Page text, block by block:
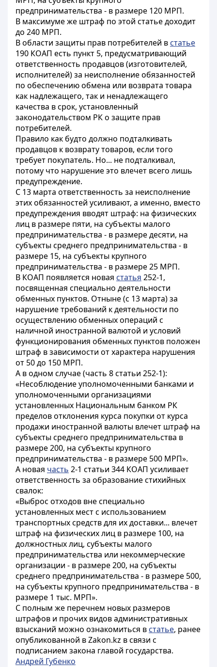
предпринимательства - в размере 120 МРП.
В максимуме же штраф по этой статье доходит
до 240 МРП.
В области защиты прав потребителей в статье
190 КОАП есть пункт 5, предусматривающий
ответственность продавцов (изготовителей,
исполнителей) за неисполнение обязанностей
по обеспечению обмена или возврата товара
как надлежащего, так и ненадлежащего
качества в срок, установленный
законодательством РК о защите прав
потребителей.
Правило как будто должно подталкивать
продавцов к возврату товаров, если того
требует покупатель. Но... не подталкивал,
потому что нарушение это влечет всего лишь
предупреждение.
С 13 марта ответственность за неисполнение
этих обязанностей усиливают, а именно, вместо
предупреждения вводят штраф: на физических
лиц в размере пяти, на субъекты малого
предпринимательства - в размере десяти, на
субъекты среднего предпринимательства - в
размере 15, на субъекты крупного
предпринимательства - в размере 25 МРП.
В КОАП появляется новая статья 252-1,
посвященная специально деятельности
обменных пунктов. Отныне (с 13 марта) за
нарушение требований к деятельности по
осуществлению обменных операций с
наличной иностранной валютой и условий
функционирования обменных пунктов положен
штраф в зависимости от характера нарушения
от 50 до 150 МРП.
А в одном случае (часть 8 статьи 252-1):
«Несоблюдение уполномоченными банками и
уполномоченными организациями
установленных Национальным банком РК
пределов отклонения курса покупки от курса
продажи иностранной валюты влечет штраф на
субъекты среднего предпринимательства в
размере 200, на субъекты крупного
предпринимательства - в размере 500 МРП».
А новая часть 2-1 статьи 344 КОАП усиливает
ответственность за образование стихийных
свалок:
«Выброс отходов вне специально
установленных мест с использованием
транспортных средств для их доставки... влечет
штраф на физических лиц в размере 100, на
должностных лиц, субъекты малого
предпринимательства или некоммерческие
организации - в размере 200, на субъекты
среднего предпринимательства - в размере 500,
на субъекты крупного предпринимательства - в
размере 1 тыс. МРП».
С полным же перечнем новых размеров
штрафов и прочих видов административных
взысканий можно ознакомиться в статье, ранее
опубликованной в Zakon.kz в связи c
подписанием закона главой государства.
Андрей Губенко